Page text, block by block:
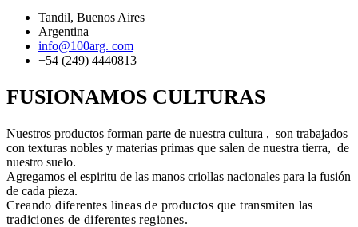
Tandil, Buenos Aires
Argentina
info@100arg. com
+54 (249) 4440813
FUSIONAMOS CULTURAS
Nuestros productos forman parte de nuestra cultura , son trabajados
con texturas nobles y materias primas que salen de nuestra tierra, de
nuestro suelo.
Agregamos el espiritu de las manos criollas nacionales para la fusión
de cada pieza.
Creando diferentes lineas de productos que transmiten las
tradiciones de diferentes regiones.